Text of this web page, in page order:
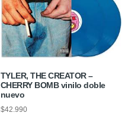
TYLER, THE CREATOR –
CHERRY BOMB vinilo doble
nuevo
$42.990